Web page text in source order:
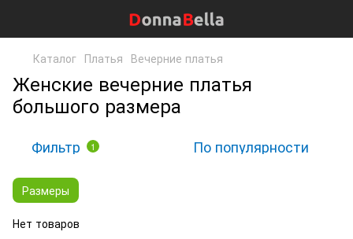
Каталог Платья Вечерние платья
Женские вечерние платья
большого размера
Фильтр 1 По популярности
Размеры
Нет товаров